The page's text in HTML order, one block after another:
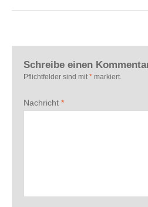
Schreibe einen
Pflichtfelder sind mit * markiert.
Nachricht *